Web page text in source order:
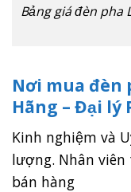
Bảng giá đèn pha
Nơi mua đèn
Hãng – Đại lý
Kinh nghiệm và
lượng. Nhân
bán hàng